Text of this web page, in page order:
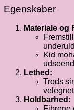
Egenskaber
Materiale og
Kid
Lethed:
Trods
Holdbarhed: